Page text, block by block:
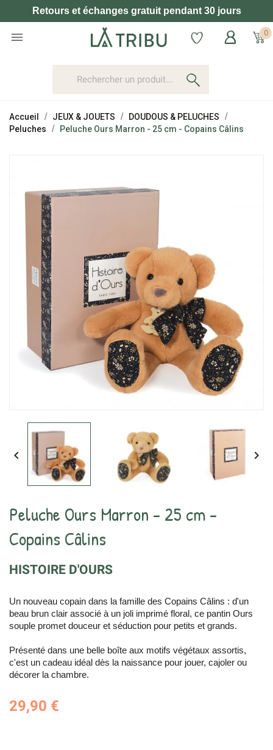
Retours et échanges gratuit pendant 30 jours
 0
Accueil JEUX & JOUETS
DOUDOUS & PELUCHES
Peluches
Peluche Ours Marron - 25 cm - Copains Câlins
 
Peluche Ours Marron - 25 cm -
Copains Câlins
HISTOIRE D'OURS
Un nouveau copain dans la famille des Copains Câlins : d'un
beau brun clair associé à un joli imprimé floral, ce pantin Ours
souple promet douceur et séduction pour petits et grands.
Présenté dans une belle boîte aux motifs végétaux assortis,
c'est un cadeau idéal dès la naissance pour jouer, cajoler ou
décorer la chambre.
29,90 €